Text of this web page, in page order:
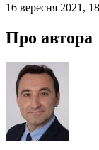
16 вересня 2021,
Про автора